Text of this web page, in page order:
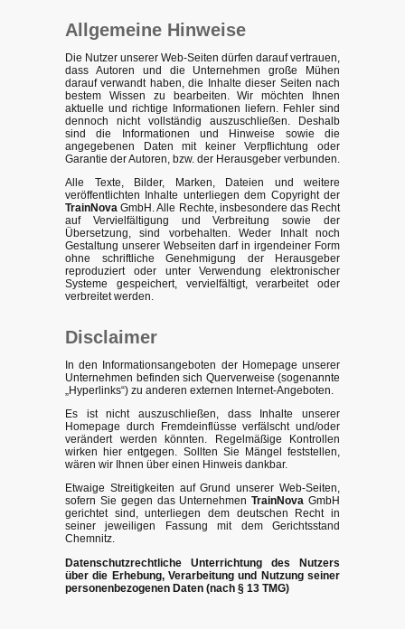
Allgemeine Hinweise
Die Nutzer unserer Web-Seiten dürfen darauf vertrauen,
dass Autoren und die Unternehmen große Mühen
darauf verwandt haben, die Inhalte dieser Seiten nach
bestem Wissen zu bearbeiten. Wir möchten Ihnen
aktuelle und richtige Informationen liefern. Fehler sind
dennoch nicht vollständig auszuschließen. Deshalb
sind die Informationen und Hinweise sowie die
angegebenen Daten mit keiner Verpflichtung oder
Garantie der Autoren, bzw. der Herausgeber verbunden.
Alle Texte, Bilder, Marken, Dateien und weitere
veröffentlichten Inhalte unterliegen dem Copyright der
TrainNova GmbH. Alle Rechte, insbesondere das Recht
auf Vervielfältigung und Verbreitung sowie der
Übersetzung, sind vorbehalten. Weder Inhalt noch
Gestaltung unserer Webseiten darf in irgendeiner Form
ohne schriftliche Genehmigung der Herausgeber
reproduziert oder unter Verwendung elektronischer
Systeme gespeichert, vervielfältigt, verarbeitet oder
verbreitet werden.
Disclaimer
In den Informationsangeboten der Homepage unserer
Unternehmen befinden sich Querverweise (sogenannte
„Hyperlinks“) zu anderen externen Internet-Angeboten.
Es ist nicht auszuschließen, dass Inhalte unserer
Homepage durch Fremdeinflüsse verfälscht und/oder
verändert werden könnten. Regelmäßige Kontrollen
wirken hier entgegen. Sollten Sie Mängel feststellen,
wären wir Ihnen über einen Hinweis dankbar.
Etwaige Streitigkeiten auf Grund unserer Web-Seiten,
sofern Sie gegen das UnternehmenTrainNova GmbH
gerichtet sind, unterliegen dem deutschen Recht in
seiner jeweiligen Fassung mit dem Gerichtsstand
Chemnitz.
Datenschutzrechtliche Unterrichtung des Nutzers
über die Erhebung, Verarbeitung und Nutzung seiner
personenbezogenen Daten (nach § 13 TMG)